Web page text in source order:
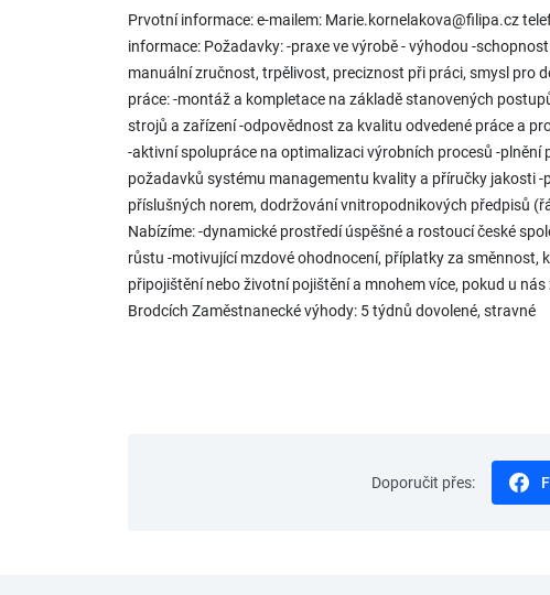
Prvotní informace: e-mailem: Marie.kornelakova@filipa.cz
informace: Požadavky: -praxe ve výrobě - výhodou -
manuální zručnost, trpělivost, preciznost při práci, smysl pro
práce: -montáž a kompletace na základě stanovených
strojů a zařízení -odpovědnost za kvalitu odvedené práce a
-aktivní spolupráce na optimalizaci výrobních procesů -
požadavků systému managementu kvality a příručky jakosti
příslušných norem, dodržování vnitropodnikových předpisů
Nabízíme: -dynamické prostředí úspěšné a rostoucí české
růstu -motivující mzdové ohodnocení, příplatky za směnnost,
připojištění nebo životní pojištění a mnohem více, pokud u
Brodcích Zaměstnanecké výhody: 5 týdnů dovolené, stravné
Doporučit přes: